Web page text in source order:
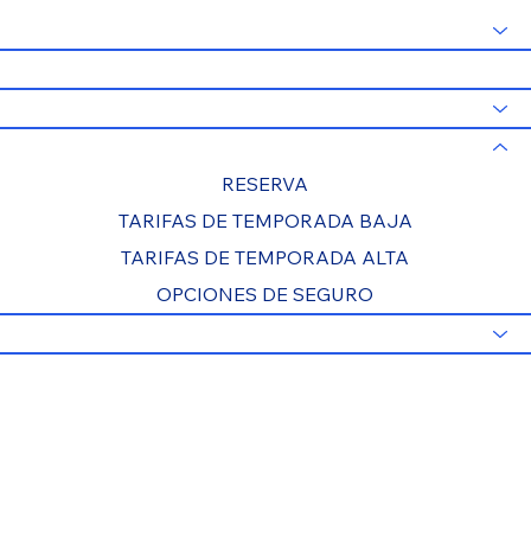
RESERVA
TARIFAS DE TEMPORADA BAJA
TARIFAS DE TEMPORADA ALTA
OPCIONES DE SEGURO